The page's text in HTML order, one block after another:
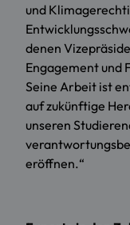
und
denen
Engagement und
Seine Arbeit ist
auf zukünftige
unseren
eröffnen.“